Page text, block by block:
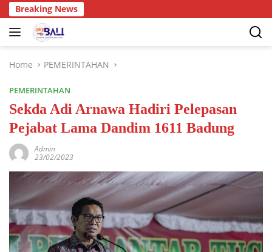
Breaking News
Home PEMERINTAHAN
PEMERINTAHAN
Sekda Adi Arnawa Hadiri Pelepasan
Pejabat Lama Dandim 1611 Badung
Admin
23/02/2023